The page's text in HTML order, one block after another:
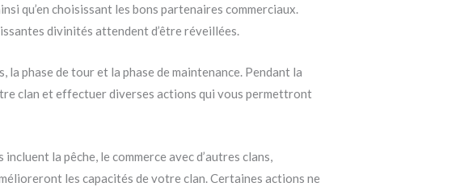
qu’en choisissant les bons partenaires commerciaux.
divinités attendent d’être réveillées.
la phase de tour et la phase de maintenance. Pendant la
clan et effectuer diverses actions qui vous permettront
la pêche, le commerce avec d’autres clans,
les capacités de votre clan. Certaines actions ne